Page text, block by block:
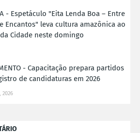
- Espetáculo "Eita Lenda Boa – Entre
Encantos" leva cultura amazônica ao
Cidade neste domingo
- Capacitação prepara partidos
de candidaturas em 2026
2026